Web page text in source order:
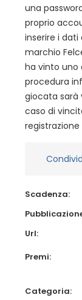
una
proprio
inserire i
marchio
ha vinto uno
procedura
giocata sarà
caso di
Scadenza:
Url:
Premi:
Categoria: